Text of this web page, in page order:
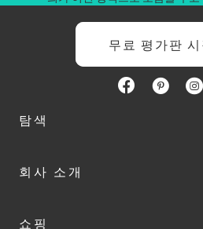
무료 평가판
탐색
회사 소개
쇼핑